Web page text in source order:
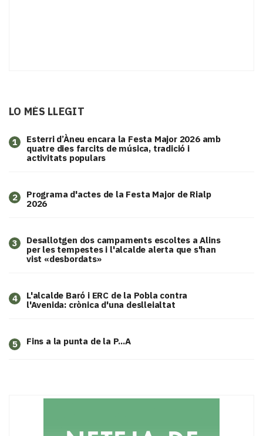
LO MÉS LLEGIT
1
Esterri d’Àneu encara la Festa Major 2026 amb
quatre dies farcits de música, tradició i
activitats populars
2
Programa d'actes de la Festa Major de Rialp
2026
3
​Desallotgen dos campaments escoltes a Alins
per les tempestes i l'alcalde alerta que s'han
vist «desbordats»
4
L'alcalde Baró i ERC de la Pobla contra
l'Avenida: crònica d'una deslleialtat
5 Fins a la punta de la P...A